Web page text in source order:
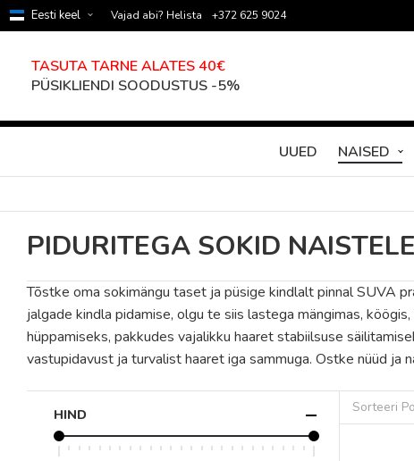
Eesti keel Vajad abi? Helista +372 625 9024
TASUTA TARNE ALATES 40€
PÜSIKLIENDI SOODUSTUS -5%
UUED NAISED
PIDURITEGA SOKID NAISTELE
Tõstke oma sokimängu taset ja püsige kindlalt pinnal SUVA
jalgade kindla pidamise, olgu te siis lastega mängimas,
hüppamiseks, pakkudes vajalikku haaret stabiilsuse
vastupidavust ja turvalist haaret iga sammuga. Ostke nüüd ja
Sorteeri
HIND